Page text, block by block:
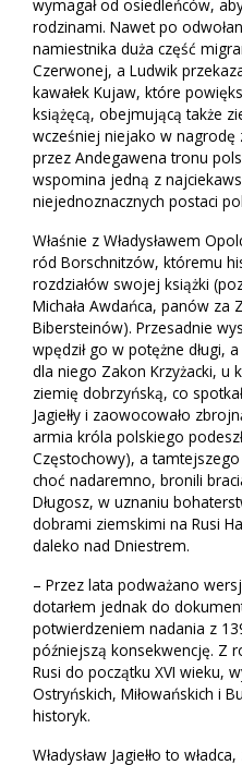
wymagał od osiedleńców,
rodzinami. Nawet po
namiestnika duża część
Czerwonej, a Ludwik
kawałek Kujaw, które
książęcą, obejmującą także
wcześniej niejako w nagrodę
przez Andegawena tronu
wspomina jedną z
niejednoznacznych postaci
Właśnie z Władysławem
ród Borschnitzów, któremu
rozdziałów swojej książki
Michała Awdańca, panów za
Bibersteinów). Przesadnie
wpędził go w potężne długi,
dla niego Zakon Krzyżacki, u
ziemię dobrzyńską, co
Jagiełły i zaowocowało
armia króla polskiego
Częstochowy), a
choć nadaremno, bronili
Długosz, w uznaniu
dobrami ziemskimi na Rusi
daleko nad Dniestrem.
– Przez lata podważano
dotarłem jednak do
potwierdzeniem nadania z
późniejszą konsekwencję. Z
Rusi do początku XVI wieku,
Ostryńskich, Miłowańskich i
historyk.
Władysław Jagiełło to